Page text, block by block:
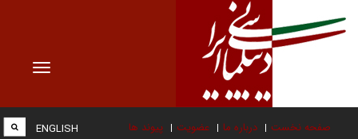
Toggle
صفحه نخست درباره ما عضویت پیوند ها ENGLISH